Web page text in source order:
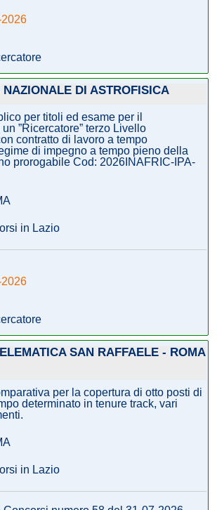
NAZIONALE DI ASTROFISICA
per titoli ed esame per il
”Ricercatore” terzo Livello
contratto di lavoro a tempo
di impegno a tempo pieno della
prorogabile Cod: 2026INAFRIC-IPA-
in Lazio
SAN RAFFAELE - ROMA
per la copertura di otto posti di
determinato in tenure track, vari
in Lazio